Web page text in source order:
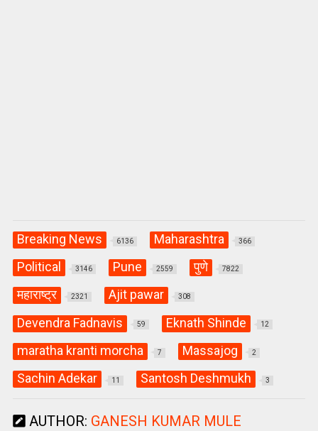
Breaking News 6136 Maharashtra 366
Political 3146 Pune 2559 पुणे 7822
महाराष्ट्र 2321 Ajit pawar 308
Devendra Fadnavis 59 Eknath Shinde 12
maratha kranti morcha 7 Massajog 2
Sachin Adekar 11 Santosh Deshmukh 3
AUTHOR: GANESH KUMAR MULE